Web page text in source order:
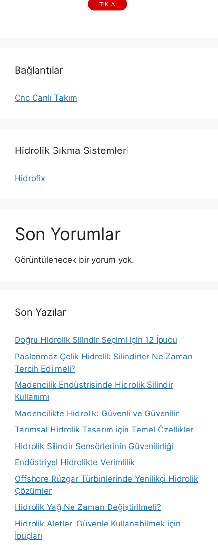
Bağlantılar
Cnc Canlı Takım
Hidrolik Sıkma Sistemleri
Hidrofix
Son Yorumlar
Görüntülenecek bir yorum yok.
Son Yazılar
Doğru Hidrolik Silindir Seçimi için 12 İpucu
Paslanmaz Çelik Hidrolik Silindirler Ne Zaman
Tercih Edilmeli?
Madencilik Endüstrisinde Hidrolik Silindir
Kullanımı
Madencilikte Hidrolik: Güvenli ve Güvenilir
Tarımsal Hidrolik Tasarım için Temel Özellikler
Hidrolik Silindir Sensörlerinin Güvenilirliği
Endüstriyel Hidrolikte Verimlilik
Offshore Rüzgar Türbinlerinde Yenilikçi Hidrolik
Çözümler
Hidrolik Yağ Ne Zaman Değiştirilmeli?
Hidrolik Aletleri Güvenle Kullanabilmek için
İpuçları